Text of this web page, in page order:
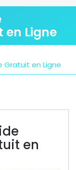
en Ligne
Gratuit en Ligne
en